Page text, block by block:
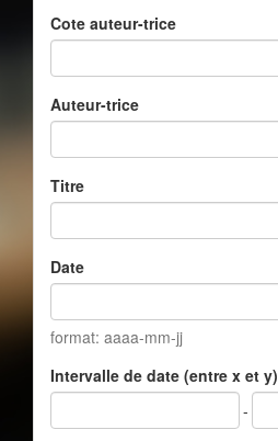
Cote auteur-trice
Auteur-trice
Titre
Date
format: aaaa-mm-jj
Intervalle de date (entre x et y)
-